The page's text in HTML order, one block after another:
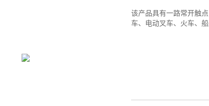
该产品具有一路常开触
车、电动叉车、火车、